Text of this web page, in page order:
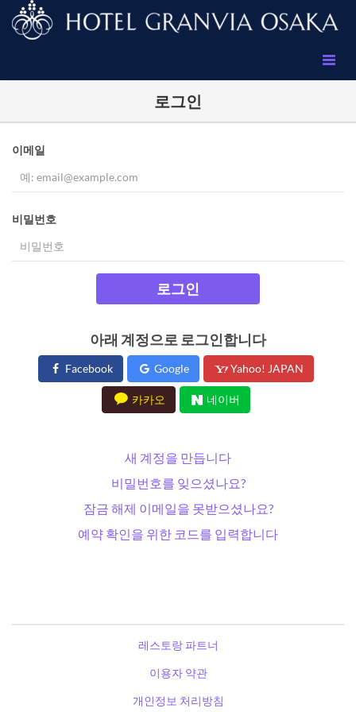
로그인
이메일
비밀번호
로그인
아래 계정으로 로그인합니다
Facebook Google Yahoo! JAPAN
카카오 네이버
새 계정을 만듭니다
비밀번호를 잊으셨나요?
잠금 해제 이메일을 못받으셨나요?
예약 확인을 위한 코드를 입력합니다
레스토랑 파트너
이용자 약관
개인정보 처리방침